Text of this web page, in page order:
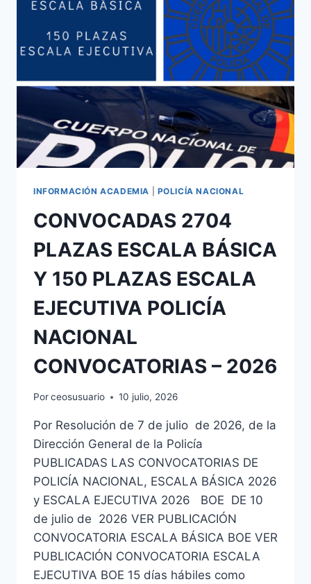
INFORMACIÓN ACADEMIA POLICÍA NACIONAL
CONVOCADAS 2704
PLAZAS ESCALA BÁSICA
Y 150 PLAZAS ESCALA
EJECUTIVA POLICÍA
NACIONAL
CONVOCATORIAS – 2026
Porceosusuario 10 julio, 2026
Por Resolución de 7 de julio de 2026, de la
Dirección General de la Policía
PUBLICADAS LAS CONVOCATORIAS DE
POLICÍA NACIONAL, ESCALA BÁSICA 2026
y ESCALA EJECUTIVA 2026 BOE DE 10
de julio de 2026 VER PUBLICACIÓN
CONVOCATORIA ESCALA BÁSICA BOE VER
PUBLICACIÓN CONVOCATORIA ESCALA
EJECUTIVA BOE 15 días hábiles como